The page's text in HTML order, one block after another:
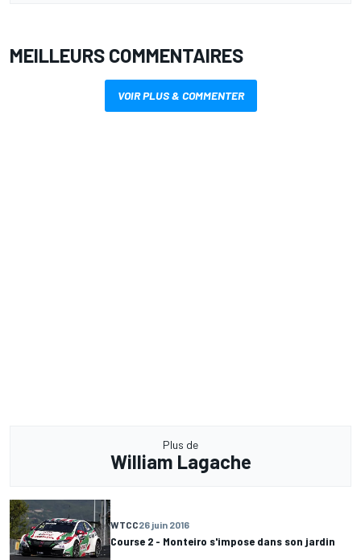
MEILLEURS COMMENTAIRES
VOIR PLUS & COMMENTER
Plus de
William Lagache
WTCC26 juin 2016
Course 2 - Monteiro s'impose dans son jardin